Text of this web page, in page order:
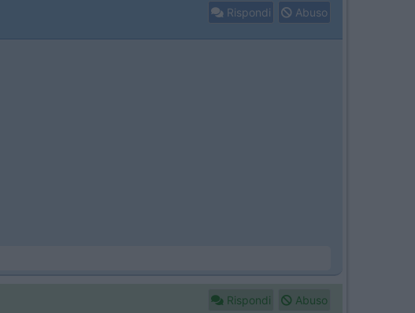
Rispondi Abuso
Rispondi Abuso